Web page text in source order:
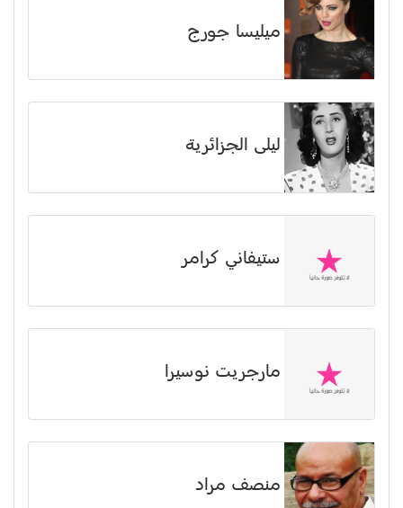
ميليسا جورج
ليلى الجزائرية
ستيفاني كرامر
مارجريت نوسيرا
منصف مراد